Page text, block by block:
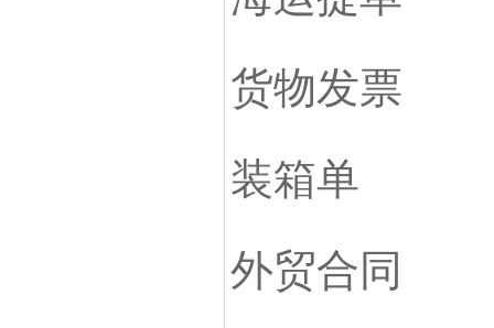
货物发票
装箱单
外贸合同